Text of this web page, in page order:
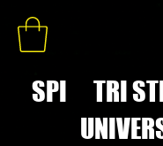
SPI
TRI